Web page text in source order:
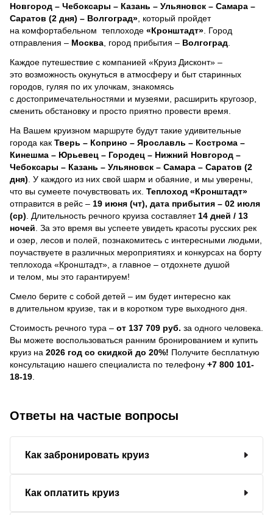
Новгород – Чебоксары – Казань – Ульяновск – Самара –
Саратов (2 дня) – Волгоград» , который пройдет
на комфортабельном теплоходе «Кронштадт» . Город
отправления – Москва , город прибытия – Волгоград
Каждое путешествие с компанией «Круиз Дисконт» –
это возможность окунуться в атмосферу и быт старинных
городов, гуляя по их улочкам, знакомясь
с достопримечательностями и музеями, расширить кругозор,
сменить обстановку и просто приятно провести время.
На Вашем круизном маршруте будут такие удивительные
города как Тверь – Коприно – Ярославль – Кострома –
Кинешма – Юрьевец – Городец – Нижний Новгород –
Чебоксары – Казань – Ульяновск – Самара – Саратов (2
дня) . У каждого из них свой шарм и обаяние, и мы уверены,
что вы сумеете почувствовать их. Теплоход «Кронштадт»
отправится в рейс – 19 июня (чт), дата прибытия – 02 июля
(ср) . Длительность речного круиза составляет 14 дней / 13
ночей За это время вы успеете увидеть красоты русских рек
и озер, лесов и полей, познакомитесь с интересными людьми,
поучаствуете в различных мероприятиях и конкурсах на борту
теплохода «Кронштадт», а главное – отдохнете душой
и телом, мы это гарантируем!
Смело берите с собой детей – им будет интересно как
в длительном круизе, так и в коротком туре выходного дня.
Стоимость речного тура – от 137 709 руб. за одного человека.
Вы можете воспользоваться ранним бронированием и купить
круиз на 2026 год со скидкой до 20%! Получите бесплатную
консультацию нашего специалиста по телефону +7 800 101-
18-19
Ответы на частые вопросы
Как забронировать круиз
Как оплатить круиз